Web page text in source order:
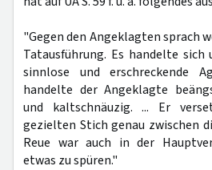
"Gegen den Angeklagten sprach
Tatausführung. Es handelte
sinnlose und erschreckende
handelte der Angeklagte
und kaltschnäuzig. ... Er
gezielten Stich genau zwischen
Reue war auch in der
etwas zu spüren."